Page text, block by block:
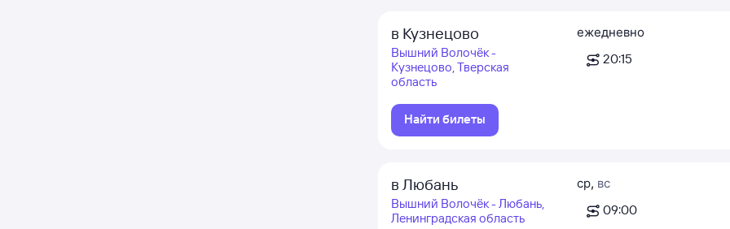
в Кузнецово
Вышний Волочёк -
Кузнецово, Тверская
область
Найти билеты
ежедневно
20:15
в Любань
Вышний Волочёк - Любань,
Ленинградская область
ср, вс
09:00